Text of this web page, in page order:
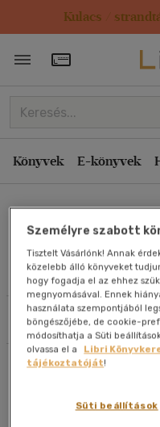
Kulacs /
Törzsvásárlói
Könyvek E-könyvek
Allan Hall
Művei
Szűrés
Rendezés
Kiadás éve szerint
Ár szerint csökkenő
Eladott darabszám
Eladott darabszám
Cím szerint A-Z
Szerző szerint A-Z
Megjelenítés
20 db / oldal
Személyre szabott
Tisztelt Vásárlónk! Annak
közelebb álló könyveket
hogy fogadja el az ehhez
megnyomásával. Ennek
használata szempontjából
böngészőjébe, de cookie-
módosíthatja a Süti
olvassa el a
Libri
tájékoztatóját!
Süti beállítások